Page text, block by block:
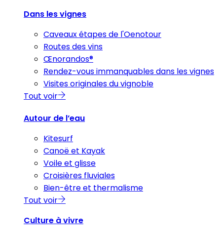
Dans les vignes
Caveaux étapes de l'Oenotour
Routes des vins
Œnorandos®
Rendez-vous immanquables dans les vignes
Visites originales du vignoble
Tout voir
Autour de l’eau
Kitesurf
Canoë et Kayak
Voile et glisse
Croisières fluviales
Bien-être et thermalisme
Tout voir
Culture à vivre